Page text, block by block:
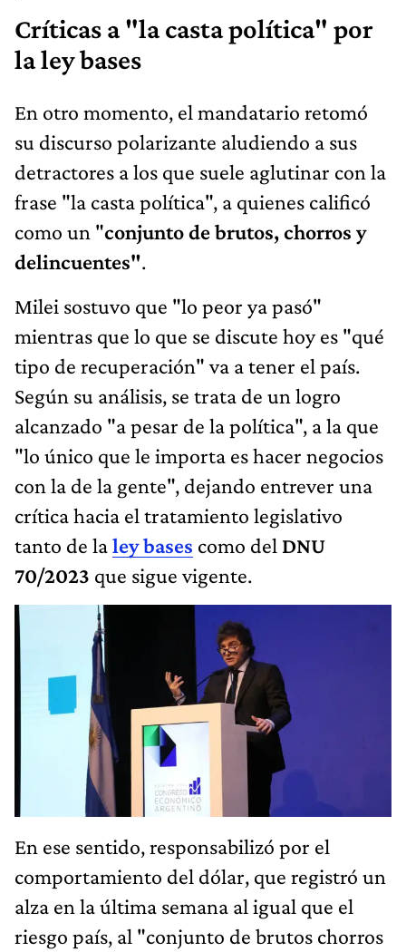
Críticas a "la casta política" por
la ley bases
En otro momento, el mandatario retomó
su discurso polarizante aludiendo a sus
detractores a los que suele aglutinar con la
frase "la casta política", a quienes calificó
como un "conjunto de brutos, chorros y
delincuentes".
Milei sostuvo que "lo peor ya pasó"
mientras que lo que se discute hoy es "qué
tipo de recuperación" va a tener el país.
Según su análisis, se trata de un logro
alcanzado "a pesar de la política", a la que
"lo único que le importa es hacer negocios
con la de la gente", dejando entrever una
crítica hacia el tratamiento legislativo
tanto de laley bases como del DNU
70/2023 que sigue vigente.
En ese sentido, responsabilizó por el
comportamiento del dólar, que registró un
alza en la última semana al igual que el
riesgo país, al "conjunto de brutos chorros